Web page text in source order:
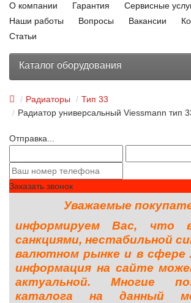
О компании Гарантия
Сервисные
Наши работы
Вопросы Вакансии
Статьи
Каталог оборудования
Радиаторы
Тип 33
Радиатор универсальный Viessmann тип
Отправка...
Заказать звонок
Уважаемые
информируем Вас, что
санкциями, нестабильной
валютном рынке и в сфере
информация на сайте
актуальной. Многие
каталога на данный